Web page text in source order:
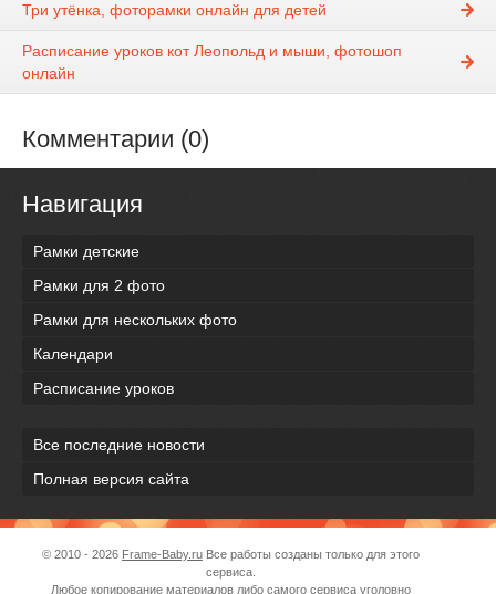
Три утёнка, фоторамки онлайн для детей
Расписание уроков кот Леопольд и мыши, фотошоп
онлайн
Комментарии (0)
Навигация
Рамки детские
Рамки для 2 фото
Рамки для нескольких фото
Календари
Расписание уроков
Все последние новости
Полная версия сайта
© 2010 - 2026 Frame-Baby.ru Все работы созданы только для этого
сервиса.
Любое копирование материалов либо самого сервиса уголовно